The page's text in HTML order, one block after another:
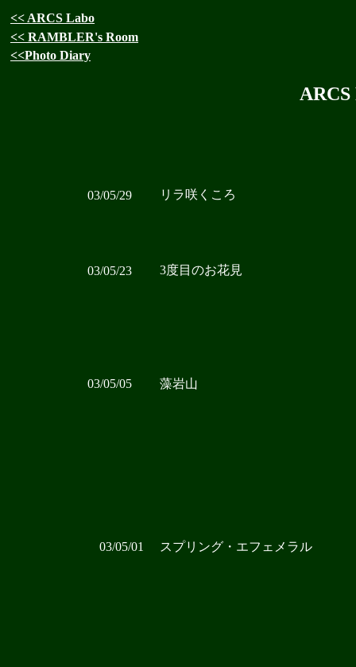
<< ARCS Labo
<< RAMBLER's Room
<<Photo Diary
03/05/29 リラ咲くころ
03/05/23 3度目のお花見
03/05/05 藻岩山
03/05/01 スプリング・エフェメラル